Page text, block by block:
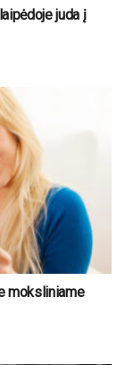
juda į
moksliniame